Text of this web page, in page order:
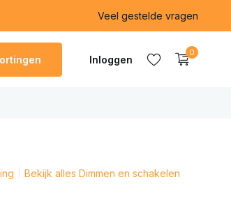
Veel gestelde vragen
Inloggen
Account
0
Bekijk alles Dimmen en schakelen